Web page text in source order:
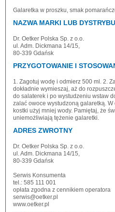
Galaretka w proszku, smak
NAZWA MARKI LUB
Dr. Oetker Polska Sp. z o.o.
ul. Adm. Dickmana 14/15,
80-339 Gdańsk
PRZYGOTOWANIE I
1. Zagotuj wodę i odmierz 500 ml. 2.
dokładnie wymieszaj, aż do
do salaterek i po wystudzeniu wstaw
zalać owoce wystudzoną galaretką. W
kostki użyj mniej wody. Pamiętaj, że
uniemożliwiają tężenie galaretki.
ADRES ZWROTNY
Dr. Oetker Polska Sp. z o.o.
ul. Adm. Dickmana 14/15,
80-339 Gdańsk
Serwis Konsumenta
tel.: 585 111 001
opłata zgodna z cennikiem operatora
serwis@oetker.pl
www.oetker.pl